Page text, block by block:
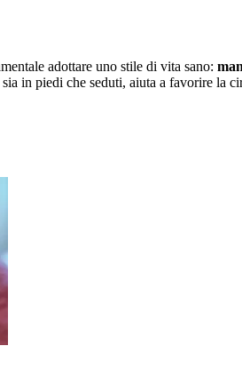
adottare uno stile di vita sano:
in piedi che seduti, aiuta a favorire la